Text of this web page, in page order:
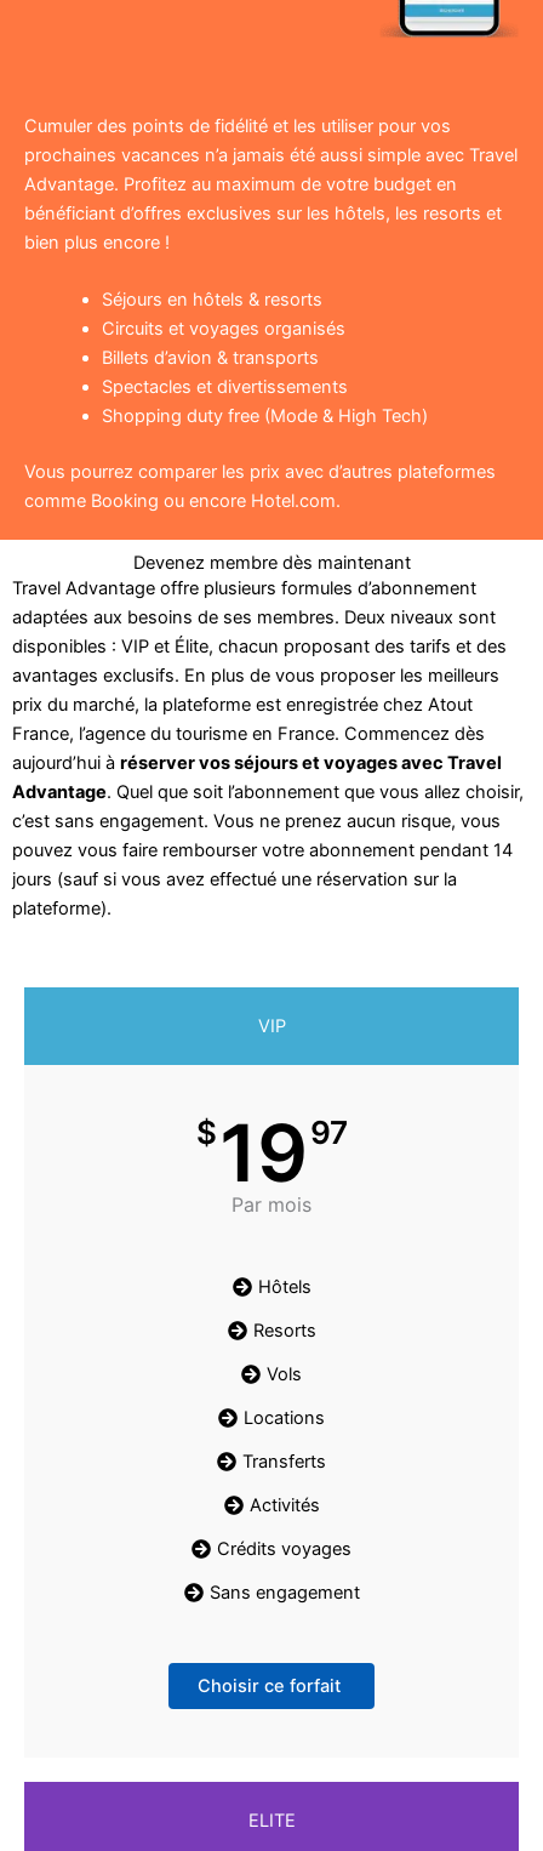
Cumuler des points de fidélité et les utiliser pour vos
prochaines vacances n’a jamais été aussi simple avec Travel
Advantage. Profitez au maximum de votre budget en
bénéficiant d’offres exclusives sur les hôtels, les resorts et
bien plus encore !
Séjours en hôtels & resorts
Circuits et voyages organisés
Billets d’avion & transports
Spectacles et divertissements
Shopping duty free (Mode & High Tech)
Vous pourrez comparer les prix avec d’autres plateformes
comme Booking ou encore Hotel.com.
Devenez membre dès maintenant
Travel Advantage offre plusieurs formules d’abonnement
adaptées aux besoins de ses membres. Deux niveaux sont
disponibles : VIP et Élite, chacun proposant des tarifs et des
avantages exclusifs. En plus de vous proposer les meilleurs
prix du marché, la plateforme est enregistrée chez Atout
France, l’agence du tourisme en France. Commencez dès
aujourd’hui à réserver vos séjours et voyages avec Travel
Advantage. Quel que soit l’abonnement que vous allez choisir,
c’est sans engagement. Vous ne prenez aucun risque, vous
pouvez vous faire rembourser votre abonnement pendant 14
jours (sauf si vous avez effectué une réservation sur la
plateforme).
VIP
$1997
Par mois
Hôtels
Resorts
Vols
Locations
Transferts
Activités
Crédits voyages
Sans engagement
Choisir ce forfait
ELITE